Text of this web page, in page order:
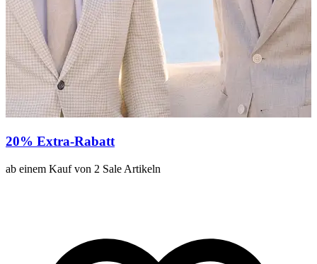
20% Extra-Rabatt
ab einem Kauf von 2 Sale Artikeln